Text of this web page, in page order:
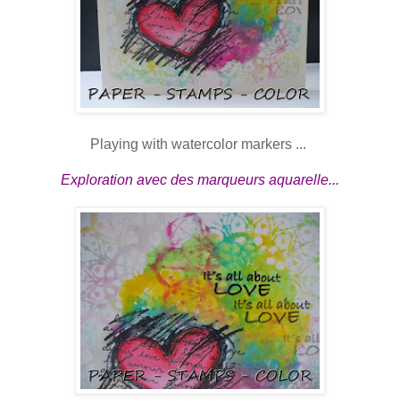
Playing with watercolor markers ...
Exploration avec des marqueurs aquarelle...